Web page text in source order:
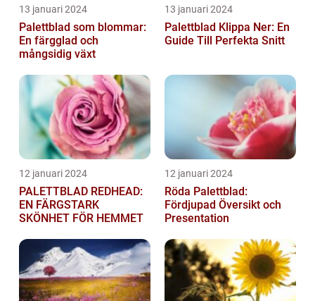
13 januari 2024
Palettblad som blommar:
En färgglad och
mångsidig växt
13 januari 2024
Palettblad Klippa Ner: En
Guide Till Perfekta Snitt
12 januari 2024
PALETTBLAD REDHEAD:
EN FÄRGSTARK
SKÖNHET FÖR HEMMET
12 januari 2024
Röda Palettblad:
Fördjupad Översikt och
Presentation